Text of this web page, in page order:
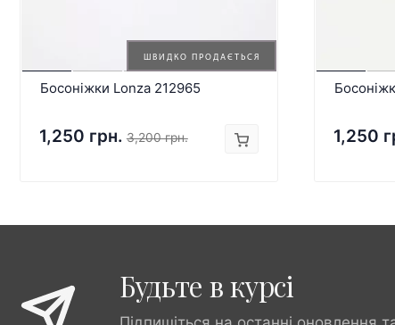
ШВИДКО ПРОДАЄТЬСЯ
Босоніжки Lonza 212965
1,250 грн. 3,200 грн. 1,250
Будьте в курсі